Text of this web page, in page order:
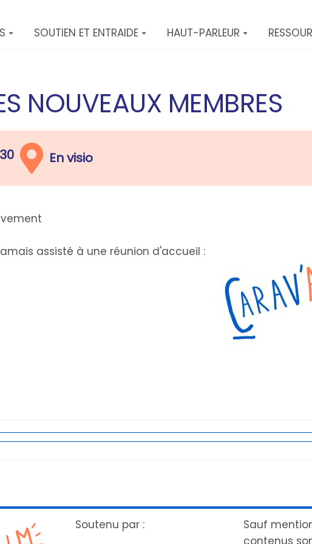
SOUTIEN ET ENTRAIDE HAUT-PARLEUR
NOUVEAUX MEMBRES
En visio
assisté à une réunion d'accueil :
Soutenu par :
Sauf
contenus